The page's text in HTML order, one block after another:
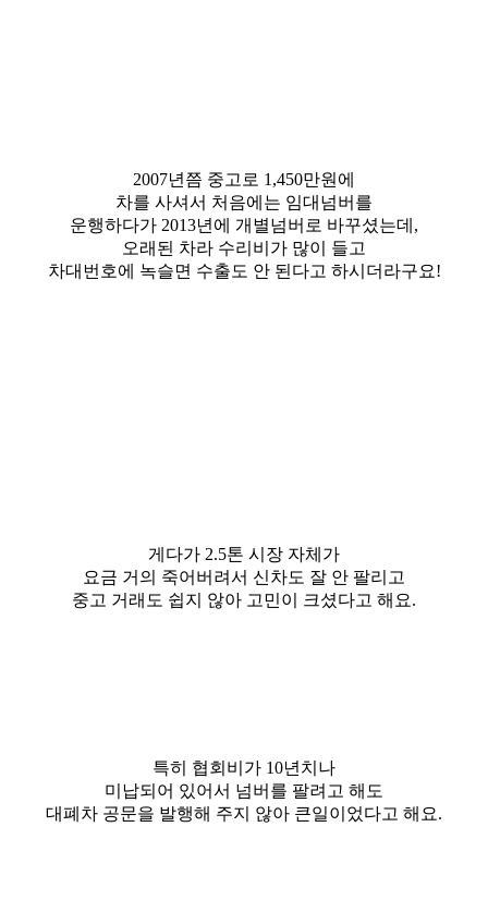
2007년쯤 중고로 1,450만원에
차를 사셔서 처음에는 임대넘버를
운행하다가 2013년에 개별넘버로 바꾸셨는데,
오래된 차라 수리비가 많이 들고
차대번호에 녹슬면 수출도 안 된다고 하시더라구요!
게다가 2.5톤 시장 자체가
요금 거의 죽어버려서 신차도 잘 안 팔리고
중고 거래도 쉽지 않아 고민이 크셨다고 해요.
특히 협회비가 10년치나
미납되어 있어서 넘버를 팔려고 해도
대폐차 공문을 발행해 주지 않아 큰일이었다고 해요.